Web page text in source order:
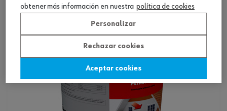
obtener más información en nuestra política de cookies
Personalizar
Rechazar cookies
Aceptar cookies